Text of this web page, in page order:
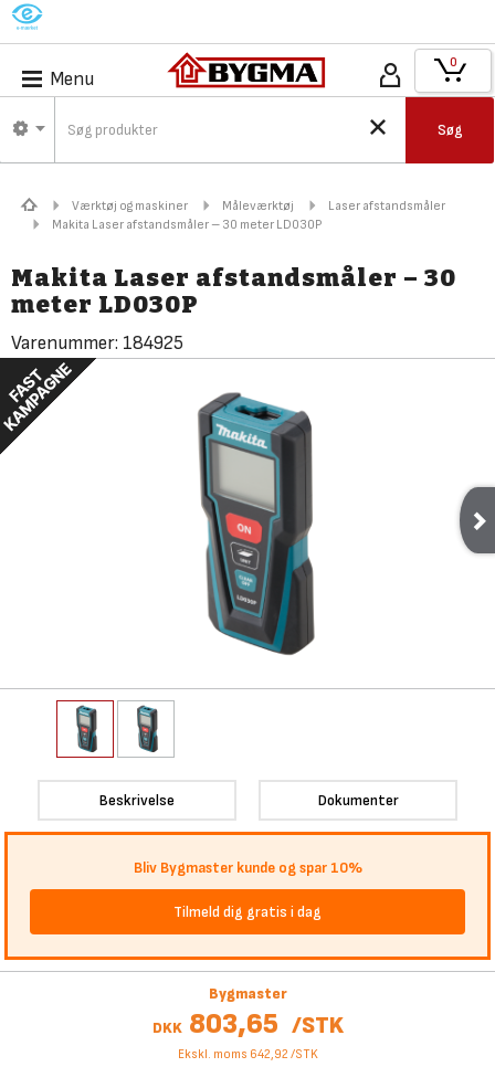
M
Menu
Søg
0
Værktøj og maskiner Måleværktøj
Laser afstandsmåler
Makita Laser afstandsmåler – 30 meter LD030P
Makita Laser afstandsmåler – 30
meter LD030P
Varenummer: 184925
Beskrivelse Dokumenter
Bliv Bygmaster kunde og spar 10%
Tilmeld dig gratis i dag
Bygmaster
DKK 803,65 /STK
Ekskl. moms 642,92 /STK